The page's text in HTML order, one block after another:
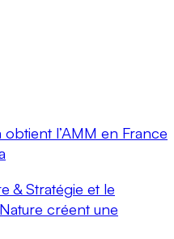
l’AMM en France
& Stratégie et le
créent une